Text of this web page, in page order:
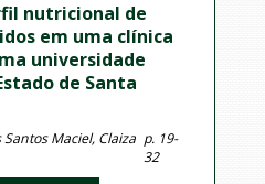
nutricional de
em uma clínica
universidade
de Santa
Maciel, Claiza p. 19-
32